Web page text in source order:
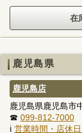
鹿児島県
鹿児島店
鹿児島県鹿児島市
☎ 099-812-7000
ℹ 営業時間・店休